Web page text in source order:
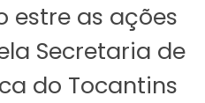
estre as ações
Secretaria de
do Tocantins